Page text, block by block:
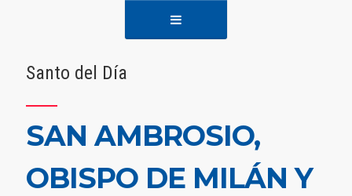
Santo del Día
SAN AMBROSIO,
OBISPO DE MILÁN Y